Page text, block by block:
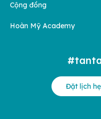
Cộng đồng
Hoàn Mỹ Academy
Đặt lịch